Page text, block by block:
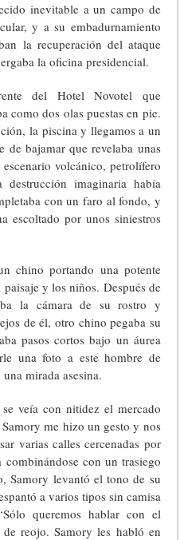
inevitable a un campo de
y a su embadurnamiento
la recuperación del ataque
la oficina presidencial.
del Hotel Novotel que
como dos olas puestas en pie.
la piscina y llegamos a un
de bajamar que revelaba unas
volcánico, petrolífero
imaginaria había
con un faro al fondo, y
escoltado por unos siniestros
chino portando una potente
y los niños. Después de
la cámara de su rostro y
de él, otro chino pegaba su
pasos cortos bajo un áurea
una foto a este hombre de
mirada asesina.
veía con nitidez el mercado
me hizo un gesto y nos
varias calles cercenadas por
combinándose con un trasiego
Samory levantó el tono de su
a varios tipos sin camisa
queremos hablar con el
reojo. Samory les habló en